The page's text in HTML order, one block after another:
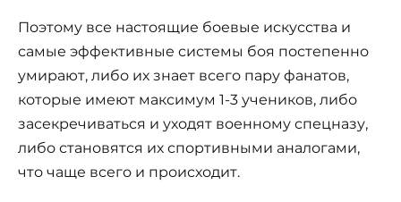
Поэтому все настоящие боевые искусства и
самые эффективные системы боя постепенно
умирают, либо их знает всего пару фанатов,
которые имеют максимум 1-3 учеников, либо
засекречиваться и уходят военному спецназу,
либо становятся их спортивными аналогами,
что чаще всего и происходит.